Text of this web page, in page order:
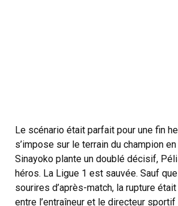
Le scénario était parfait pour une fin
s’impose sur le terrain du champion
Sinayoko plante un doublé décisif,
héros. La Ligue 1 est sauvée. Sauf
sourires d’après-match, la rupture
entre l’entraîneur et le directeur sportif